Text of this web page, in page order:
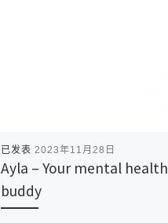
已发表 2023年11月28日
Ayla – Your mental health
buddy